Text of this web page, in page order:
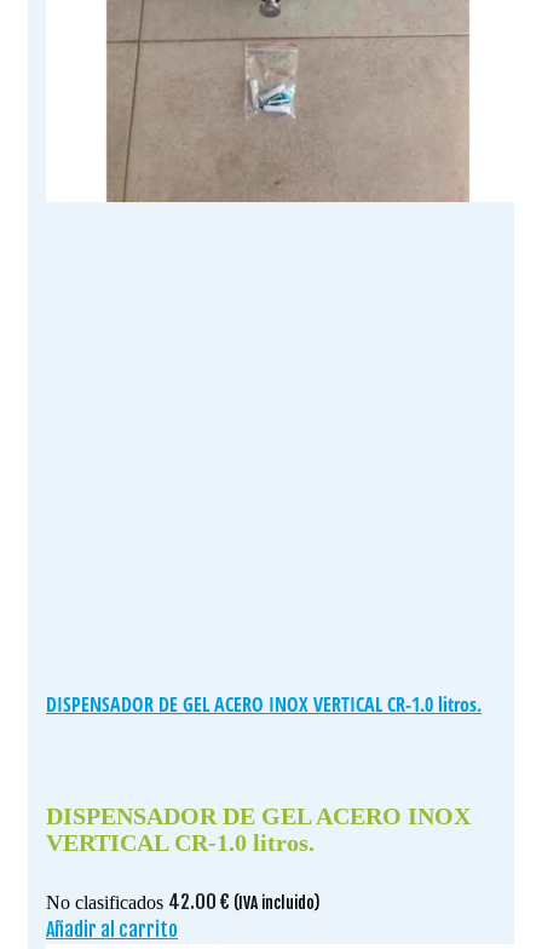
DISPENSADOR DE GEL ACERO INOX VERTICAL CR-1.0 litros.
DISPENSADOR DE GEL ACERO INOX
VERTICAL CR-1.0 litros.
No clasificados 42.00 € (IVA incluido)
Añadir al carrito